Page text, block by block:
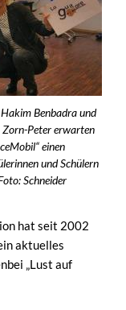
Hakim Benbadra und
Zorn-Peter erwarten
einen
und Schülern
Schneider
hat seit 2002
aktuelles
„Lust auf